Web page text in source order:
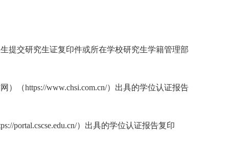
提交研究生证复印件或所在学校研究生学籍管理部
）（https://www.chsi.com.cn/）出具的学位认证报告
portal.cscse.edu.cn/）出具的学位认证报告复印